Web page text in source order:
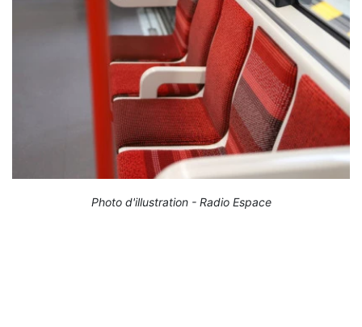
Photo d'illustration - Radio Espace